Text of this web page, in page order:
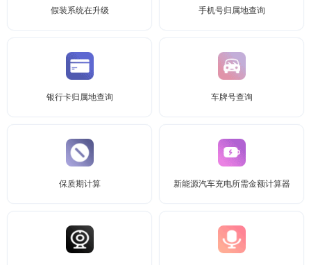
假装系统在升级 手机号归属地查询
银行卡归属地查询 车牌号查询
保质期计算 新能源汽车充电所需金额计算器